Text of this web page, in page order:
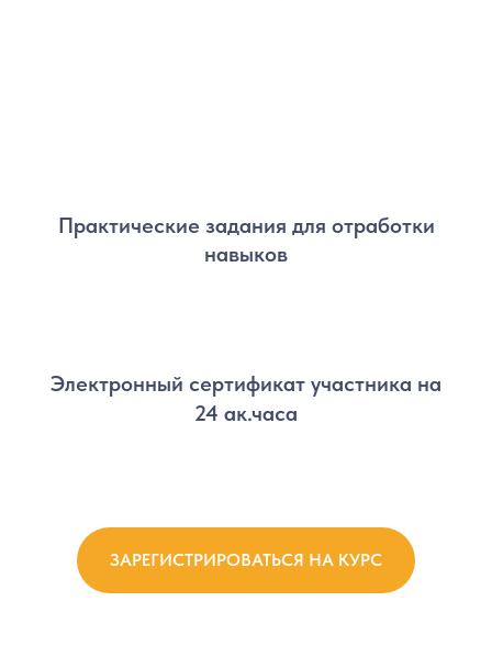
Практические задания для отработки
навыков
Электронный сертификат участника на
24 ак.часа
ЗАРЕГИСТРИРОВАТЬСЯ НА КУРС